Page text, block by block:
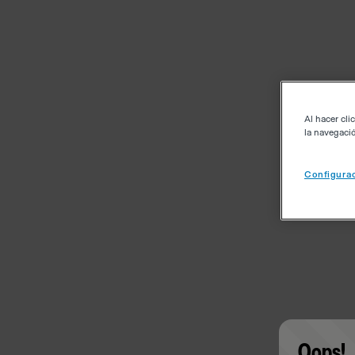
Al hacer clic
la